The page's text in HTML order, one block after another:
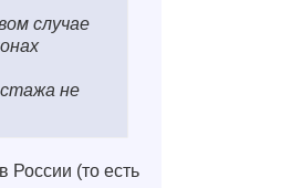
случае
не
России (то есть